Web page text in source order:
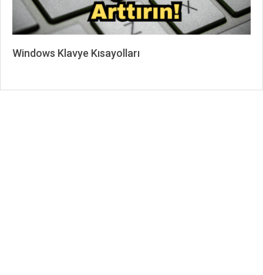
Windows Klavye Kısayolları